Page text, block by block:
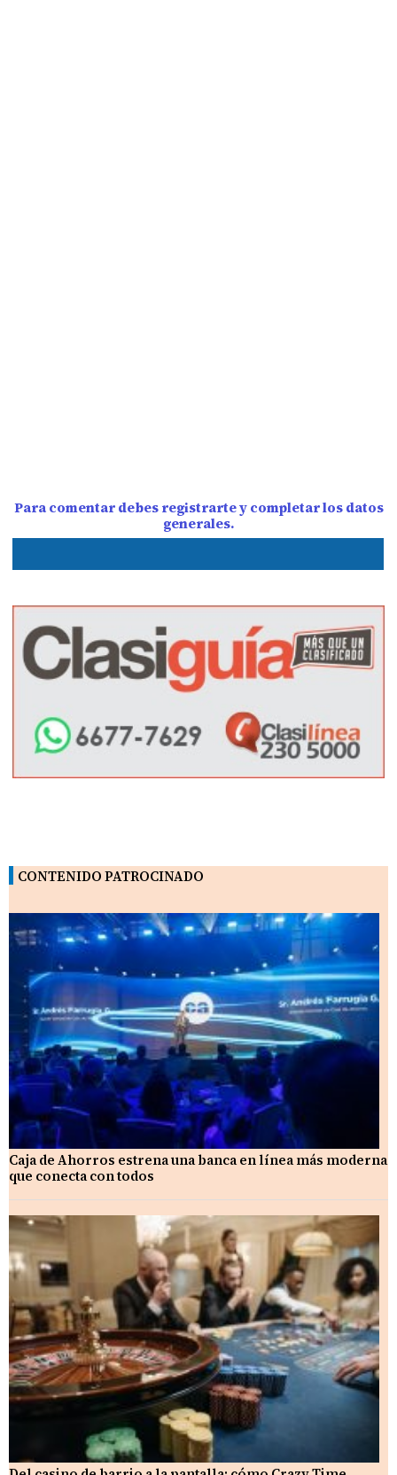
Para comentar debes registrarte y completar los datos
generales.
CONTENIDO PATROCINADO
Caja de Ahorros estrena una banca en línea más moderna
que conecta con todos